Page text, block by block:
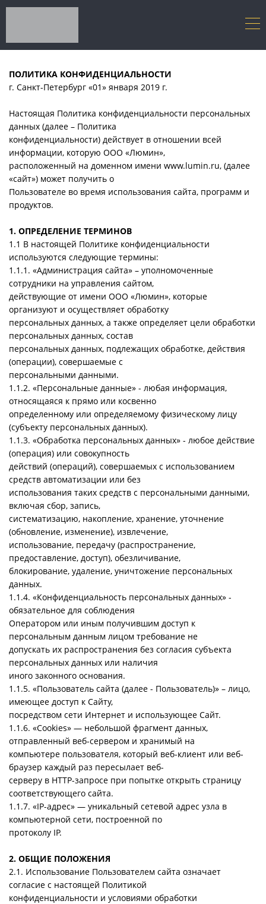
ПОЛИТИКА КОНФИДЕНЦИАЛЬНОСТИ
г. Санкт-Петербург «01» января 2019 г.
Настоящая Политика конфиденциальности персональных
данных (далее – Политика
конфиденциальности) действует в отношении всей
информации, которую ООО «Люмин»,
расположенный на доменном имени www.lumin.ru, (далее
«сайт») может получить о
Пользователе во время использования сайта, программ и
продуктов.
1. ОПРЕДЕЛЕНИЕ ТЕРМИНОВ
1.1 В настоящей Политике конфиденциальности
используются следующие термины:
1.1.1. «Администрация сайта» – уполномоченные
сотрудники на управления сайтом,
действующие от имени ООО «Люмин», которые
организуют и осуществляет обработку
персональных данных, а также определяет цели обработки
персональных данных, состав
персональных данных, подлежащих обработке, действия
(операции), совершаемые с
персональными данными.
1.1.2. «Персональные данные» - любая информация,
относящаяся к прямо или косвенно
определенному или определяемому физическому лицу
(субъекту персональных данных).
1.1.3. «Обработка персональных данных» - любое действие
(операция) или совокупность
действий (операций), совершаемых с использованием
средств автоматизации или без
использования таких средств с персональными данными,
включая сбор, запись,
систематизацию, накопление, хранение, уточнение
(обновление, изменение), извлечение,
использование, передачу (распространение,
предоставление, доступ), обезличивание,
блокирование, удаление, уничтожение персональных
данных.
1.1.4. «Конфиденциальность персональных данных» -
обязательное для соблюдения
Оператором или иным получившим доступ к
персональным данным лицом требование не
допускать их распространения без согласия субъекта
персональных данных или наличия
иного законного основания.
1.1.5. «Пользователь сайта (далее - Пользователь)» – лицо,
имеющее доступ к Сайту,
посредством сети Интернет и использующее Сайт.
1.1.6. «Cookies» — небольшой фрагмент данных,
отправленный веб-сервером и хранимый на
компьютере пользователя, который веб-клиент или веб-
браузер каждый раз пересылает веб-
серверу в HTTP-запросе при попытке открыть страницу
соответствующего сайта.
1.1.7. «IP-адрес» — уникальный сетевой адрес узла в
компьютерной сети, построенной по
протоколу IP.
2. ОБЩИЕ ПОЛОЖЕНИЯ
2.1. Использование Пользователем сайта означает
согласие с настоящей Политикой
конфиденциальности и условиями обработки